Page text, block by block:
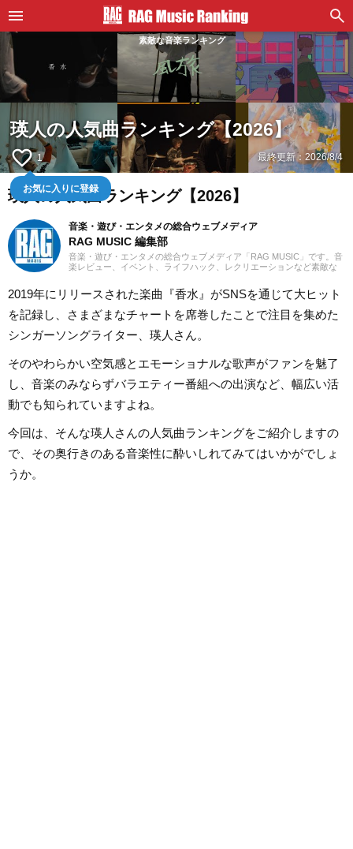
素敵な音楽ランキング
瑛人の人気曲ランキング【2026】
favorite_border 1
お気に入りに登録
最終更新： 2026/8/4
瑛人の人気曲ランキング【2026】
音楽・遊び・エンタメの総合ウェブメディア
RAG MUSIC 編集部
音楽・遊び・エンタメの総合ウェブメディア「RAG MUSIC」です。音
楽レビュー、イベント、ライフハック、レクリエーションなど素敵な
2019年にリリースされた楽曲『香水』がSNSを通じて大ヒット
を記録し、さまざまなチャートを席巻したことで注目を集めた
シンガーソングライター、瑛人さん。
そのやわらかい空気感とエモーショナルな歌声がファンを魅了
し、音楽のみならずバラエティー番組への出演など、幅広い活
動でも知られていますよね。
今回は、そんな瑛人さんの人気曲ランキングをご紹介しますの
で、その奥行きのある音楽性に酔いしれてみてはいかがでしょ
うか。